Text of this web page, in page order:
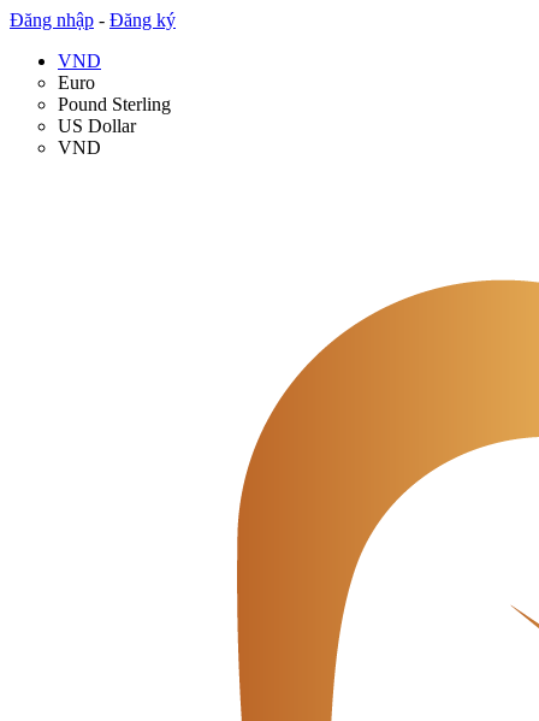
Đăng nhập - Đăng ký
VND
Euro
Pound Sterling
US Dollar
VND